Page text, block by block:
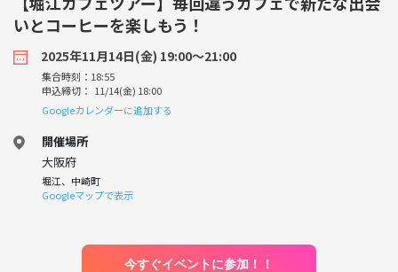
いとコーヒーを楽しもう！
2025年11月14日(金) 19:00〜21:00
集合時刻：18:55
申込締切： 11/14(金) 18:00
Googleカレンダーに追加する
開催場所
大阪府
堀江、中崎町
Googleマップで表示
今すぐイベントに参加！！